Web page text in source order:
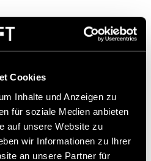
Cookies
Inhalte und Anzeigen zu
für soziale Medien anbieten
auf unsere Website zu
wir Informationen zu Ihrer
an unsere Partner für